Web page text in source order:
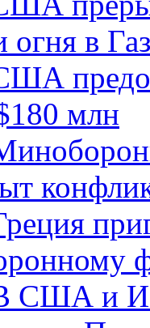
в
млн
США и